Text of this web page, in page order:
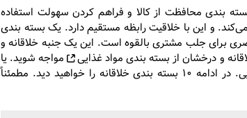
بندی محافظت از کالا و فراهم کردن سهولت استفاده
و این با خلاقیت رابظه مستقیم دارد. یک بسته بندی
برای جلب مشتری بالقوه است. این یک جنبه خلاقانه و
و درخشان از بسته بندی مواد غذایی
مواجه شوید. یا
بسته بندی خلاقانه یککالاهای آرایشی و بهداشتی. یا بسته بندی دارویی. در ادامه ۱۰ بسته بندی خلاقانه را خواهید دید. مطمئناً